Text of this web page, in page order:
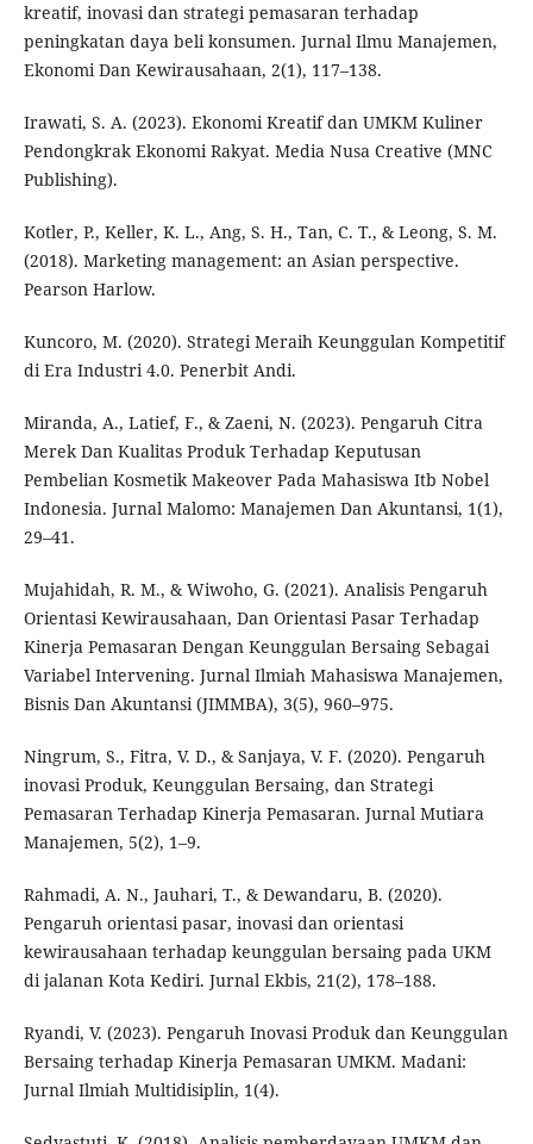
kreatif, inovasi dan strategi pemasaran terhadap
peningkatan daya beli konsumen. Jurnal Ilmu Manajemen,
Ekonomi Dan Kewirausahaan, 2(1), 117–138.
Irawati, S. A. (2023). Ekonomi Kreatif dan UMKM Kuliner
Pendongkrak Ekonomi Rakyat. Media Nusa Creative (MNC
Publishing).
Kotler, P., Keller, K. L., Ang, S. H., Tan, C. T., & Leong, S. M.
(2018). Marketing management: an Asian perspective.
Pearson Harlow.
Kuncoro, M. (2020). Strategi Meraih Keunggulan Kompetitif
di Era Industri 4.0. Penerbit Andi.
Miranda, A., Latief, F., & Zaeni, N. (2023). Pengaruh Citra
Merek Dan Kualitas Produk Terhadap Keputusan
Pembelian Kosmetik Makeover Pada Mahasiswa Itb Nobel
Indonesia. Jurnal Malomo: Manajemen Dan Akuntansi, 1(1),
29–41.
Mujahidah, R. M., & Wiwoho, G. (2021). Analisis Pengaruh
Orientasi Kewirausahaan, Dan Orientasi Pasar Terhadap
Kinerja Pemasaran Dengan Keunggulan Bersaing Sebagai
Variabel Intervening. Jurnal Ilmiah Mahasiswa Manajemen,
Bisnis Dan Akuntansi (JIMMBA), 3(5), 960–975.
Ningrum, S., Fitra, V. D., & Sanjaya, V. F. (2020). Pengaruh
inovasi Produk, Keunggulan Bersaing, dan Strategi
Pemasaran Terhadap Kinerja Pemasaran. Jurnal Mutiara
Manajemen, 5(2), 1–9.
Rahmadi, A. N., Jauhari, T., & Dewandaru, B. (2020).
Pengaruh orientasi pasar, inovasi dan orientasi
kewirausahaan terhadap keunggulan bersaing pada UKM
di jalanan Kota Kediri. Jurnal Ekbis, 21(2), 178–188.
Ryandi, V. (2023). Pengaruh Inovasi Produk dan Keunggulan
Bersaing terhadap Kinerja Pemasaran UMKM. Madani:
Jurnal Ilmiah Multidisiplin, 1(4).